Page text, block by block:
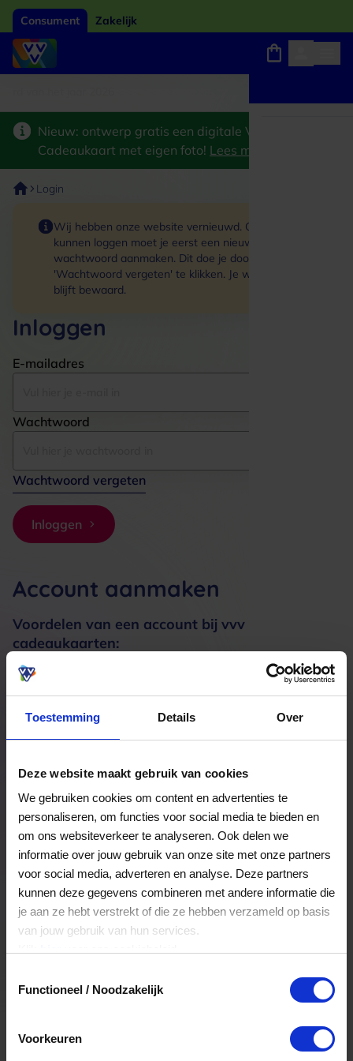
Toestemming Details Over
Deze website maakt gebruik van cookies
We gebruiken cookies om content en advertenties te
personaliseren, om functies voor social media te bieden en
om ons websiteverkeer te analyseren. Ook delen we
informatie over jouw gebruik van onze site met onze partners
voor social media, adverteren en analyse. Deze partners
kunnen deze gegevens combineren met andere informatie die
je aan ze hebt verstrekt of die ze hebben verzameld op basis
van jouw gebruik van hun services.
Functioneel / Noodzakelijk
Voorkeuren
Consument Zakelijk
Nieuw: ontwerp gratis een digitale VVV
Cadeaukaart met eigen foto! Lees meer
Login
Wij hebben onze website vernieuwd. Om in te
kunnen loggen moet je eerst een nieuw
wachtwoord aanmaken. Dit doe je door op de link
'Wachtwoord vergeten' te klikken. Je winkelmand
blijft bewaard.
Inloggen
E-mailadres
Wachtwoord
Wachtwoord vergeten
Inloggen
Account aanmaken
Voordelen van een account bij vvv
cadeaukaarten:
Meerdere adressen registreren
Een bestelling volgen
Nog veel meer...
Maak account aan